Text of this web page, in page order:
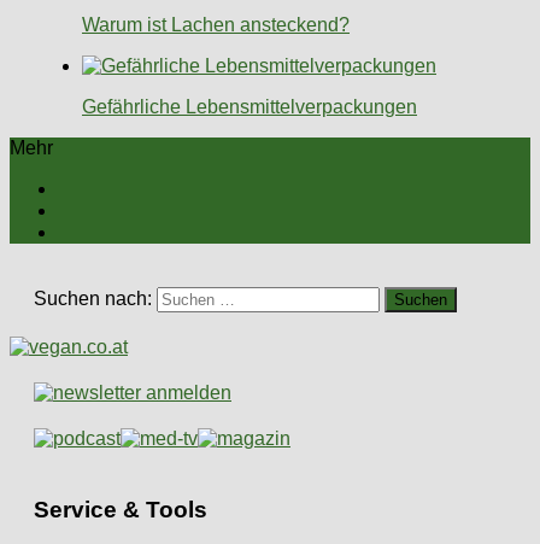
Warum ist Lachen ansteckend?
Gefährliche Lebensmittelverpackungen
Mehr
Suchen nach:
Service & Tools